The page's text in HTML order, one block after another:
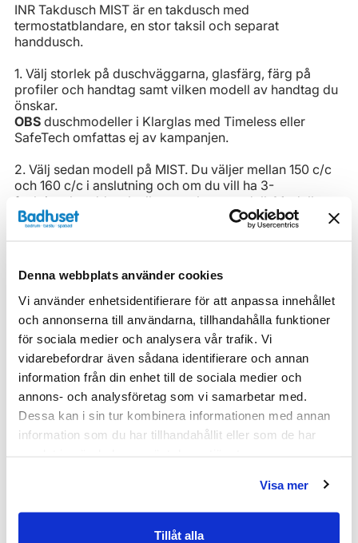
Denna webbplats använder cookies
Vi använder enhetsidentifierare för att anpassa innehållet
och annonserna till användarna, tillhandahålla funktioner
för sociala medier och analysera vår trafik. Vi
vidarebefordrar även sådana identifierare och annan
information från din enhet till de sociala medier och
annons- och analysföretag som vi samarbetar med.
Dessa kan i sin tur kombinera informationen med annan
information som du har tillhandahållit eller som de har
Visa mer
Tillåt alla
INR Takdusch MIST är en takdusch med
termostatblandare, en stor taksil och separat
handdusch.
1. Välj storlek på duschväggarna, glasfärg, färg på
profiler och handtag samt vilken modell av handtag du
önskar.
OBS duschmodeller i Klarglas med Timeless eller
SafeTech omfattas ej av kampanjen.
2. Välj sedan modell på MIST. Du väljer mellan 150 c/c
och 160 c/c i anslutning och om du vill ha 3-
funktionshanddusch eller en rakare modell. Modellen
med rak handdusch, alltså mikrofonmodellen, finns i
följande olika färger på slangen: Krom/Krom, Krom/Vit
Egenskaper
Bredd (mm) 800
Djup (mm) 800
Glasfärg Klarglas
Serie Linc